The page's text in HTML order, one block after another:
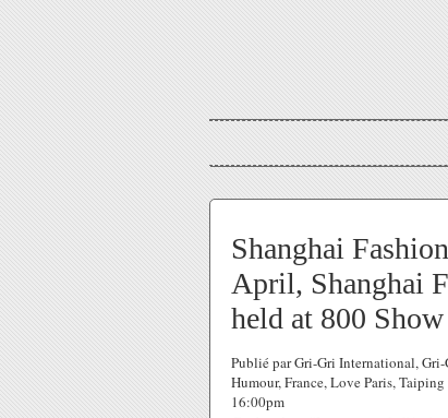
Shanghai
April, Shanghai
held at 800
Publié par Gri-Gri International,
Humour, France, Love Paris,
16:00pm